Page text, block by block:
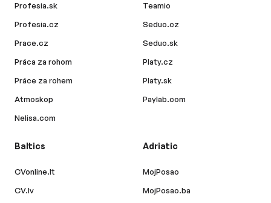
Profesia.sk
Profesia.cz
Prace.cz
Práca za rohom
Práce za rohem
Atmoskop
Nelisa.com
Teamio
Seduo.cz
Seduo.sk
Platy.cz
Platy.sk
Paylab.com
Baltics
CVonline.lt
CV.lv
Adriatic
MojPosao
MojPosao.ba